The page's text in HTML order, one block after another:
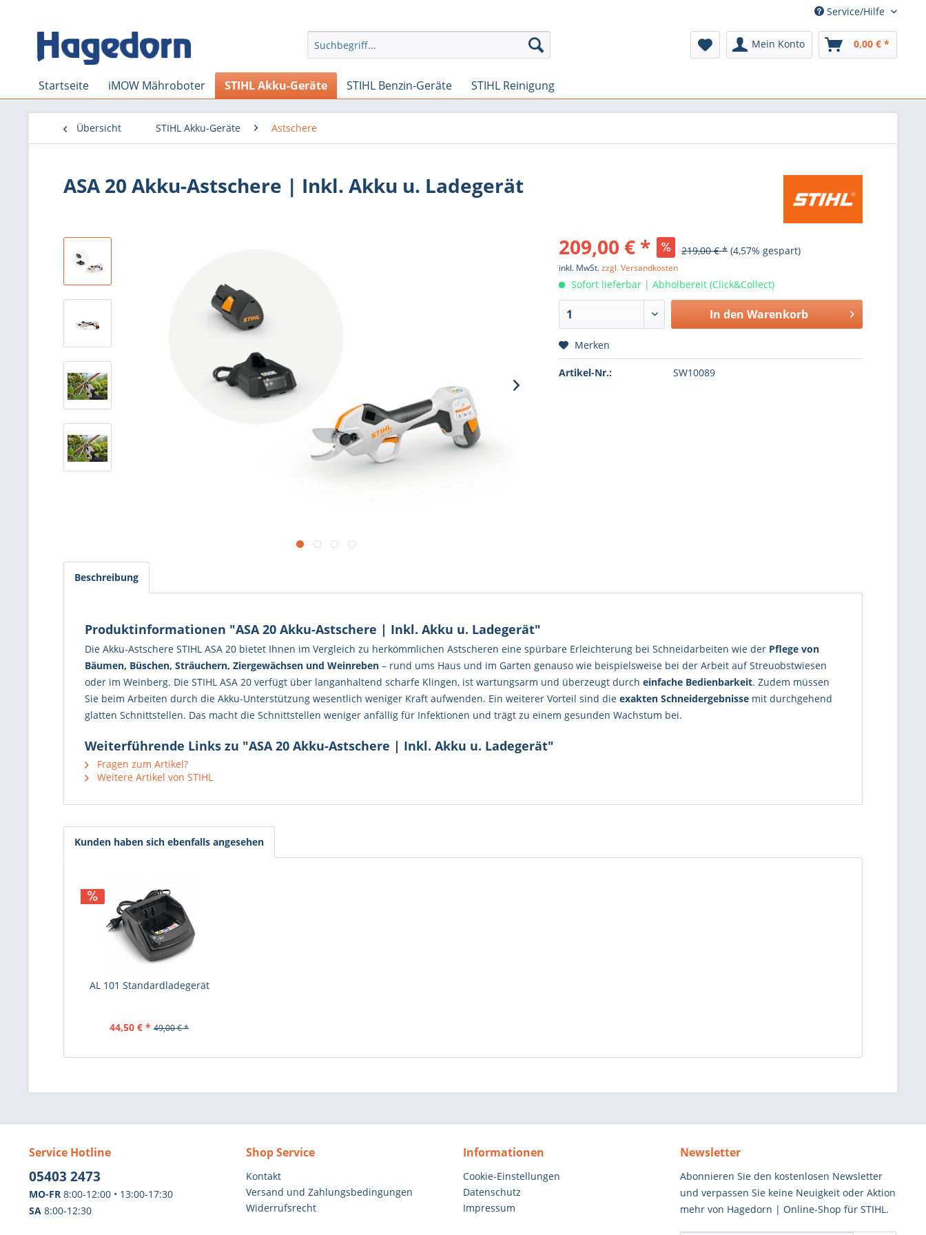
Service/Hilfe
Mein Konto 0,00 € *
Startseite iMOW Mähroboter STIHL Akku-Geräte STIHL Benzin-Geräte STIHL Reinigung
Übersicht STIHL Akku-Geräte Astschere
ASA 20 Akku-Astschere | Inkl. Akku u. Ladegerät
209,00 € * 219,00 € * (4,57% gespart)
inkl. MwSt.zzgl. Versandkosten
Sofort lieferbar | Abholbereit (Click&Collect)
In den Warenkorb
Merken
Artikel-Nr.: SW10089
Beschreibung
Produktinformationen "ASA 20 Akku-Astschere | Inkl. Akku u. Ladegerät"
Die Akku-Astschere STIHL ASA 20 bietet Ihnen im Vergleich zu herkömmlichen Astscheren eine spürbare Erleichterung bei Schneidarbeiten wie der Pflege von
Bäumen, Büschen, Sträuchern, Ziergewächsen und Weinreben – rund ums Haus und im Garten genauso wie beispielsweise bei der Arbeit auf Streuobstwiesen
oder im Weinberg. Die STIHL ASA 20 verfügt über langanhaltend scharfe Klingen, ist wartungsarm und überzeugt durch einfache Bedienbarkeit. Zudem müssen
Sie beim Arbeiten durch die Akku-Unterstützung wesentlich weniger Kraft aufwenden. Ein weiterer Vorteil sind die exakten Schneidergebnisse mit durchgehend
glatten Schnittstellen. Das macht die Schnittstellen weniger anfällig für Infektionen und trägt zu einem gesunden Wachstum bei.
Weiterführende Links zu "ASA 20 Akku-Astschere | Inkl. Akku u. Ladegerät"
Fragen zum Artikel?
Weitere Artikel von STIHL
Kunden haben sich ebenfalls angesehen
AL 101 Standardladegerät
44,50 € * 49,00 € *
Service Hotline
05403 2473
MO-FR 8:00-12:00 • 13:00-17:30
SA 8:00-12:30
Shop Service
Kontakt
Versand und Zahlungsbedingungen
Widerrufsrecht
Informationen
Cookie-Einstellungen
Datenschutz
Impressum
Newsletter
Abonnieren Sie den kostenlosen Newsletter
und verpassen Sie keine Neuigkeit oder Aktion
mehr von Hagedorn | Online-Shop für STIHL.